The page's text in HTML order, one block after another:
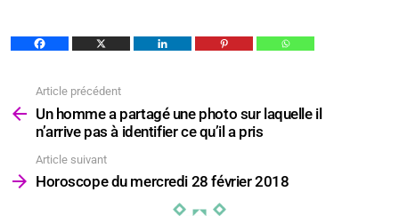
plus
Article précédent
Un homme a partagé une photo sur laquelle il
n’arrive pas à identifier ce qu’il a pris
Article suivant
Horoscope du mercredi 28 février 2018